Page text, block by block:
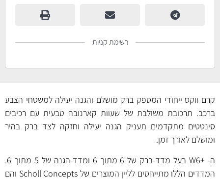
רשימת קניות
קרם ווקס ייחודי המספק ברק מושלם והגנה יעילה למשטחי הצבע
ברכב. תרכובת משולבת של שעוות קארנובה טבעית עם רכיבים
סינטטים מתקדמים תעניק הגנה יעילה וחזקה לצד ברק בהיר
ומושלם לאורך זמן.
ה- +W6 בעל מדד-ברק של 6 מתוך 6 ומדד-הגנה של 5 מתוך 6.
המדדים הללו מתייחסים לליין המוצרים של Scholl Concepts והם